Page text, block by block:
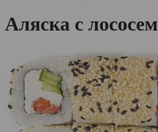
Аляска с лососем